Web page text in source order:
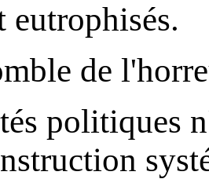
eutrophisés.
de
politiques